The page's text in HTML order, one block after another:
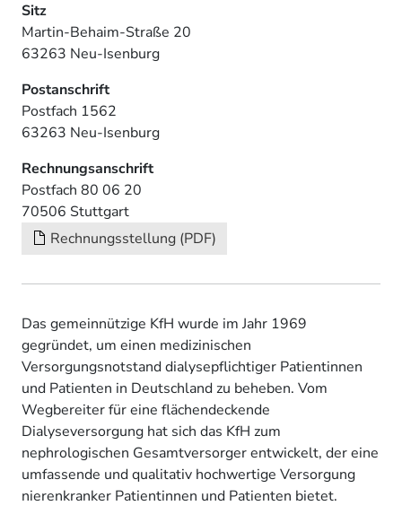
Sitz
Martin-Behaim-Straße 20
63263 Neu-Isenburg
Postanschrift
Postfach 1562
63263 Neu-Isenburg
Rechnungsanschrift
Postfach 80 06 20
70506 Stuttgart
Rechnungsstellung (PDF)
Das gemeinnützige KfH wurde im Jahr 1969
gegründet, um einen medizinischen
Versorgungsnotstand dialysepflichtiger Patientinnen
und Patienten in Deutschland zu beheben. Vom
Wegbereiter für eine flächendeckende
Dialyseversorgung hat sich das KfH zum
nephrologischen Gesamtversorger entwickelt, der eine
umfassende und qualitativ hochwertige Versorgung
nierenkranker Patientinnen und Patienten bietet.